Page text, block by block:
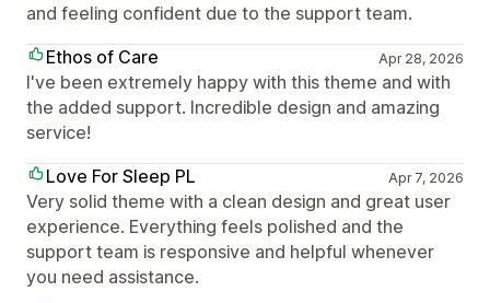
and feeling confident due to the support team.
Ethos of Care
Apr 28, 2026
I've been extremely happy with this theme and with
the added support. Incredible design and amazing
service!
Love For Sleep PL
Apr 7, 2026
Very solid theme with a clean design and great user
experience. Everything feels polished and the
support team is responsive and helpful whenever
you need assistance.